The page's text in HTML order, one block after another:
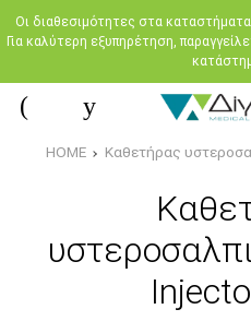
Oι διαθεσιμότητες στα
Για καλύτερη εξυπηρέτηση,
HOME Καθετήρας